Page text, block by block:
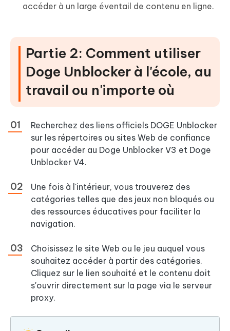
accéder à un large éventail de contenu en ligne.
Partie 2: Comment utiliser
Doge Unblocker à l'école, au
travail ou n'importe où
Recherchez des liens officiels DOGE Unblocker
sur les répertoires ou sites Web de confiance
pour accéder au Doge Unblocker V3 et Doge
Unblocker V4.
Une fois à l'intérieur, vous trouverez des
catégories telles que des jeux non bloqués ou
des ressources éducatives pour faciliter la
navigation.
Choisissez le site Web ou le jeu auquel vous
souhaitez accéder à partir des catégories.
Cliquez sur le lien souhaité et le contenu doit
s'ouvrir directement sur la page via le serveur
proxy.